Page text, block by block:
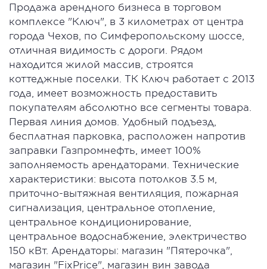
Продажа арендного бизнеса в торговом
комплексе "Ключ", в 3 километрах от центра
города Чехов, по Симферопольскому шоссе,
отличная видимость с дороги. Рядом
находится жилой массив, строятся
коттеджные поселки. ТК Ключ работает с 2013
года, имеет возможность предоставить
покупателям абсолютно все сегменты товара.
Первая линия домов. Удобный подъезд,
бесплатная парковка, расположен напротив
заправки Газпромнефть, имеет 100%
заполняемость арендаторами. Технические
характеристики: высота потолков 3.5 м,
приточно-вытяжная вентиляция, пожарная
сигнализация, центральное отопление,
центральное кондиционирование,
центральное водоснабжение, электричество
150 кВт. Арендаторы: магазин "Пятерочка",
магазин "FixPrice", магазин вин завода